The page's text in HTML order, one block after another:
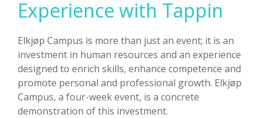
Experience with Tappin
Elkjøp Campus is more than just an event; it is an
investment in human resources and an experience
designed to enrich skills, enhance competence and
promote personal and professional growth. Elkjøp
Campus, a four-week event, is a concrete
demonstration of this investment.